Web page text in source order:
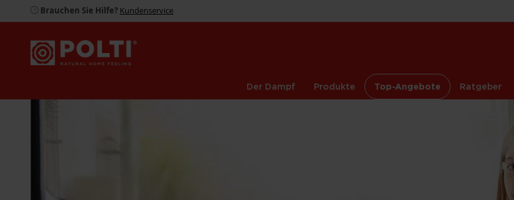
Brauchen Sie Hilfe? Kundenservice
Der Dampf Produkte Top-Angebote Ratgeber